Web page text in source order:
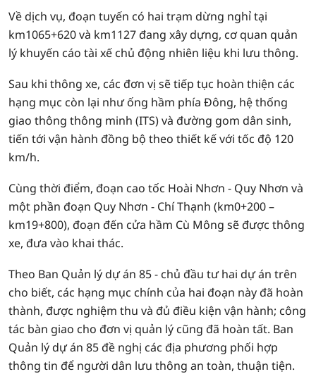
Về dịch vụ, đoạn tuyến có hai trạm dừng nghỉ tại
km1065+620 và km1127 đang xây dựng, cơ quan quản
lý khuyến cáo tài xế chủ động nhiên liệu khi lưu thông.
Sau khi thông xe, các đơn vị sẽ tiếp tục hoàn thiện các
hạng mục còn lại như ống hầm phía Đông, hệ thống
giao thông thông minh (ITS) và đường gom dân sinh,
tiến tới vận hành đồng bộ theo thiết kế với tốc độ 120
km/h.
Cùng thời điểm, đoạn cao tốc Hoài Nhơn - Quy Nhơn và
một phần đoạn Quy Nhơn - Chí Thạnh (km0+200 –
km19+800), đoạn đến cửa hầm Cù Mông sẽ được thông
xe, đưa vào khai thác.
Theo Ban Quản lý dự án 85 - chủ đầu tư hai dự án trên
cho biết, các hạng mục chính của hai đoạn này đã hoàn
thành, được nghiệm thu và đủ điều kiện vận hành; công
tác bàn giao cho đơn vị quản lý cũng đã hoàn tất. Ban
Quản lý dự án 85 đề nghị các địa phương phối hợp
thông tin để người dân lưu thông an toàn, thuận tiện.